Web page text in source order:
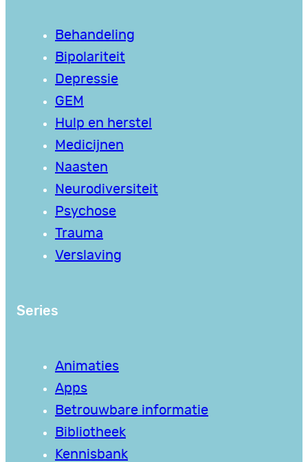
Behandeling
Bipolariteit
Depressie
GEM
Hulp en herstel
Medicijnen
Naasten
Neurodiversiteit
Psychose
Trauma
Verslaving
Series
Animaties
Apps
Betrouwbare informatie
Bibliotheek
Kennisbank